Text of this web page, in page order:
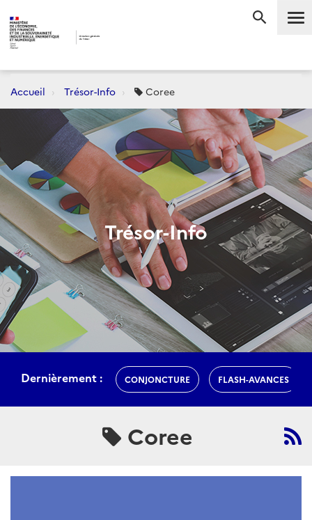
Accueil Trésor-Info Coree
Trésor-Info
Dernièrement : CONJONCTURE FLASH-AVANCES
Coree